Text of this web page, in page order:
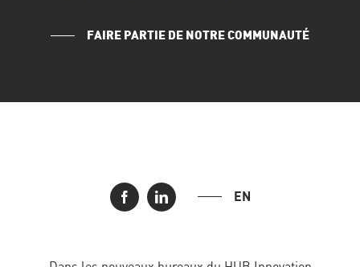
FAIRE PARTIE DE NOTRE COMMUNAUTÉ
EN